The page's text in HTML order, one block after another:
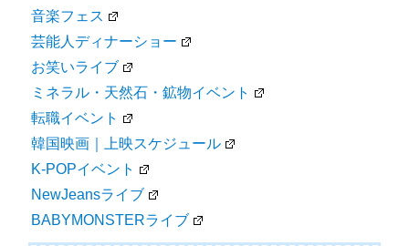
音楽フェス
芸能人ディナーショー
お笑いライブ
ミネラル・天然石・鉱物イベント
転職イベント
韓国映画｜上映スケジュール
K-POPイベント
NewJeansライブ
BABYMONSTERライブ